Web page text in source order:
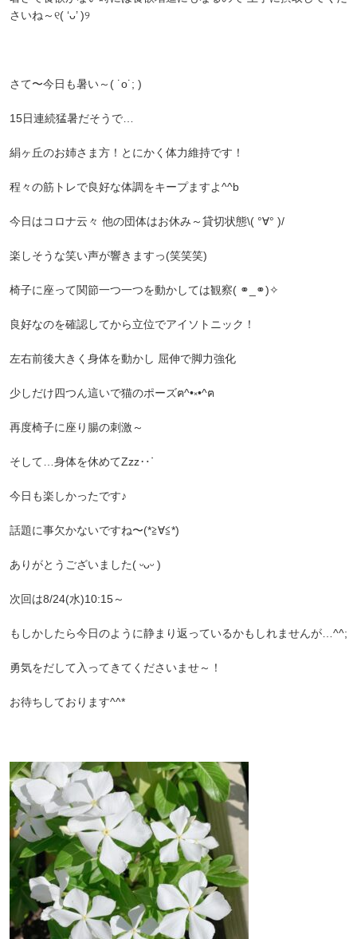
さいね～୧( ‘ᴗ’ )୨
さて〜今日も暑い～( ˙o˙; )
15日連続猛暑だそうで…
絹ヶ丘のお姉さま方！とにかく体力維持です！
程々の筋トレで良好な体調をキープますよ^^b
今日はコロナ云々 他の団体はお休み～貸切状態\( °∀° )/
楽しそうな笑い声が響きますっ(笑笑笑)
椅子に座って関節一つ一つを動かしては観察( ⚭_⚭)✧
良好なのを確認してから立位でアイソトニック！
左右前後大きく身体を動かし 屈伸で脚力強化
少しだけ四つん這いで猫のポーズฅ^‬•༝•^‬ฅ
再度椅子に座り腸の刺激～
そして…身体を休めてZzz‥ᐝ
今日も楽しかったです♪
話題に事欠かないですね〜(*≧∀≦*)
ありがとうございました( ᵕᴗᵕ )
次回は8/24(水)10:15～
もしかしたら今日のように静まり返っているかもしれませんが…^^;
勇気をだして入ってきてくださいませ～！
お待ちしております^^*